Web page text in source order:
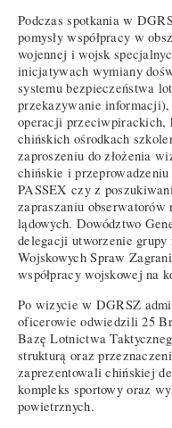
Podczas spotkania w
pomysły współpracy w
wojennej i wojsk
inicjatywach wymiany
systemu bezpieczeństwa
przekazywanie
operacji przeciwpirackich,
chińskich ośrodkach
zaproszeniu do złożenia
chińskie i
PASSEX czy z
zapraszaniu
lądowych. Dowództwo
delegacji utworzenie grupy
Wojskowych Spraw
współpracy wojskowej na
Po wizycie w DGRSZ
oficerowie odwiedzili 25
Bazę Lotnictwa
strukturą oraz
zaprezentowali chińskiej
kompleks sportowy oraz
powietrznych.